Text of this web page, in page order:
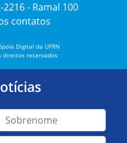
- Ramal 100
contatos
Digital da UFRN
direitos reservados